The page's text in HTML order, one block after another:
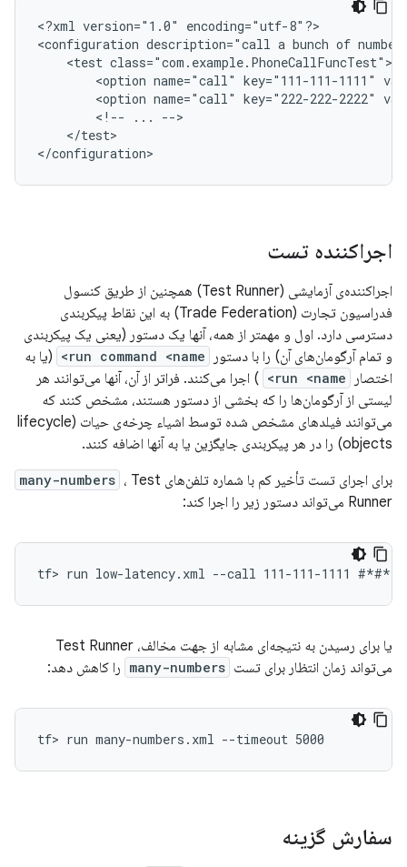
<?xml version="1.0" encoding="utf-8"?>
<configuration description="call a bunch of
    <test class="com.example.PhoneCallFuncTest">
<option name="call" key="111-111-1111"
<option name="call" key="222-222-2222"
        <!-- ... -->
    </test>
</configuration>
اجراکننده تست
اجراکننده‌ی آزمایشی (Test Runner) همچنین از طریق کنسول
فدراسیون تجارت (Trade Federation) به این نقاط پیکربندی
دسترسی دارد. اول و مهمتر از همه، آنها یک دستور (یعنی یک پیکربندی
و تمام آرگومان‌های آن) را با دستور
run command <name>
(یا به
اختصار
run <name>
) اجرا می‌کنند. فراتر از آن، آنها می‌توانند هر
لیستی از آرگومان‌ها را که بخشی از دستور هستند، مشخص کنند که
می‌توانند فیلدهای مشخص شده توسط اشیاء چرخه‌ی حیات (lifecycle
objects) را در هر پیکربندی جایگزین یا به آنها اضافه کنند.
برای اجرای تست تأخیر کم با شماره تلفن‌های
many-numbers ، Test
Runner می‌تواند دستور زیر را اجرا کند:
یا برای رسیدن به نتیجه‌ای مشابه از جهت مخالف، Test Runner
می‌تواند زمان انتظار برای تست many-numbers را کاهش دهد:
tf> run many-numbers.xml --timeout 5000
سفارش گزینه